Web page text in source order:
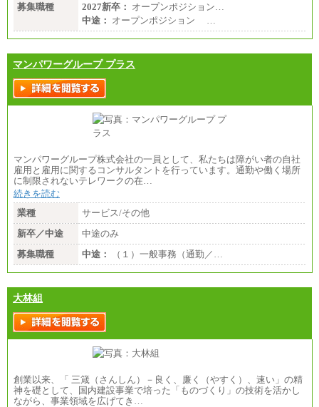
募集職種
2027新卒： オープンポジション…
中途： オープンポジション …
マンパワーグループ プラス
マンパワーグループ株式会社の一員として、私たちは障がい者の自社
雇用と雇用に関するコンサルタントを行っています。通勤や働く場所
に制限されないテレワークの在…
続きを読む
業種
サービス/その他
新卒／中途
中途のみ
募集職種
中途： （１）一般事務（通勤／…
大林組
創業以来、「 三箴（さんしん）－良く、廉く（やすく）、速い」の精
神を礎として、国内建設事業で培った「ものづくり」の技術を活かし
ながら、事業領域を広げてき…